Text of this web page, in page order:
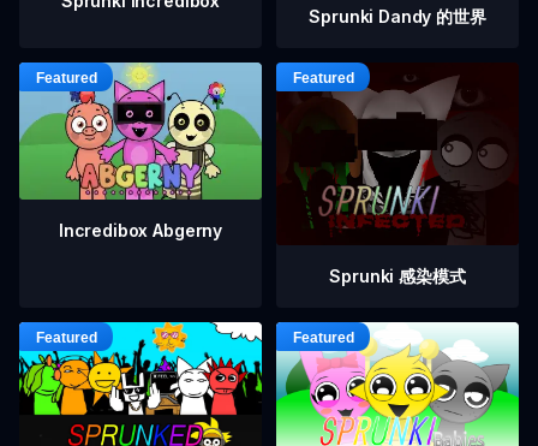
Sprunki Dandy 的世界
Incredibox Abgerny
Sprunki 感染模式